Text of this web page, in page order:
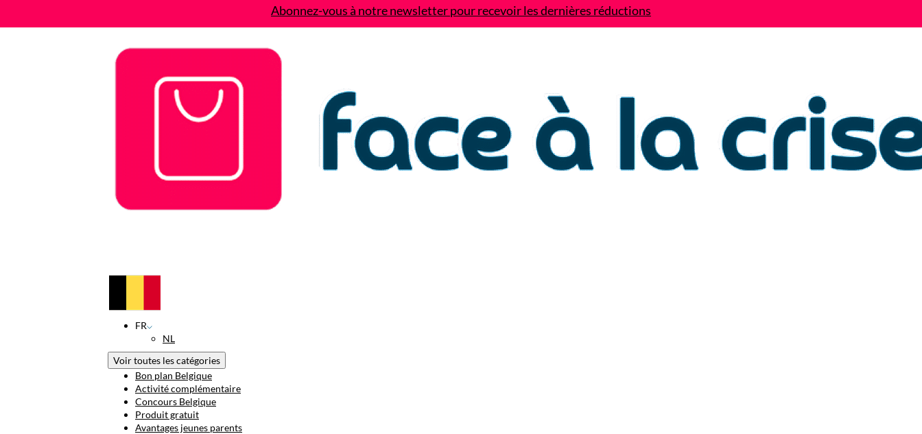
Abonnez-vous à notre newsletter pour recevoir les dernières réductions
FR
NL
Voir toutes les catégories
Bon plan Belgique
Activité complémentaire
Concours Belgique
Produit gratuit
Avantages jeunes parents